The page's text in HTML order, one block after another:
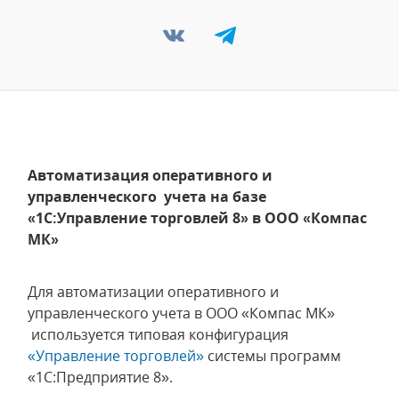
Автоматизация оперативного и
управленческого учета на базе
«1С:Управление торговлей 8» в ООО «Компас
МК»
Для автоматизации оперативного и
управленческого учета в ООО «Компас МК»
используется типовая конфигурация
«Управление торговлей» системы программ
«1С:Предприятие 8».